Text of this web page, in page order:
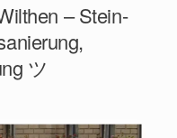
– Stein-
ツ